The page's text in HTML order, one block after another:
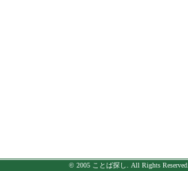
© 2005 ことば探し. All Rights Reserved.